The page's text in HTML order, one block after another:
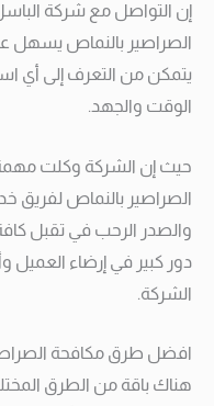
إن التواصل مع شركة
الصراصير بالنماص يسهل
يتمكن من التعرف إلى أي
الوقت والجهد.
حيث إن الشركة وكلت
الصراصير بالنماص لفريق
والصدر الرحب في تقبل
دور كبير في إرضاء العميل
الشركة.
افضل طرق مكافحة
هناك باقة من الطرق